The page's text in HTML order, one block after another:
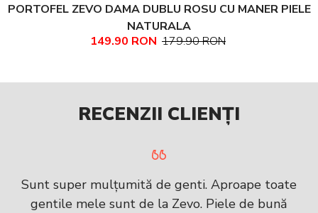
PORTOFEL ZEVO DAMA DUBLU ROSU CU MANER PIELE
NATURALA
149.90 RON 179.90 RON
RECENZII CLIENȚI
Sunt super mulțumită de genti. Aproape toate
gentile mele sunt de la Zevo. Piele de bună